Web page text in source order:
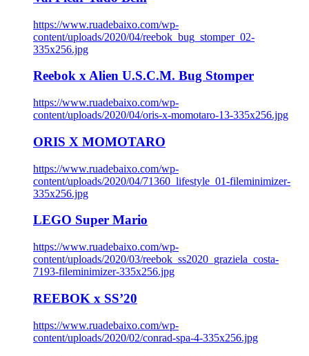
https://www.ruadebaixo.com/wp-
content/uploads/2020/04/reebok_bug_stomper_02-
335x256.jpg
Reebok x Alien U.S.C.M. Bug Stomper
https://www.ruadebaixo.com/wp-
content/uploads/2020/04/oris-x-momotaro-13-335x256.jpg
ORIS X MOMOTARO
https://www.ruadebaixo.com/wp-
content/uploads/2020/04/71360_lifestyle_01-fileminimizer-
335x256.jpg
LEGO Super Mario
https://www.ruadebaixo.com/wp-
content/uploads/2020/03/reebok_ss2020_graziela_costa-
7193-fileminimizer-335x256.jpg
REEBOK x SS’20
https://www.ruadebaixo.com/wp-
content/uploads/2020/02/conrad-spa-4-335x256.jpg